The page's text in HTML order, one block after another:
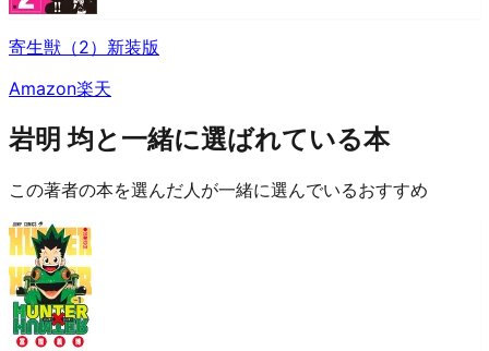
寄生獣（2）新装版
Amazon楽天
岩明 均と一緒に選ばれている本
この著者の本を選んだ人が一緒に選んでいるおすすめ